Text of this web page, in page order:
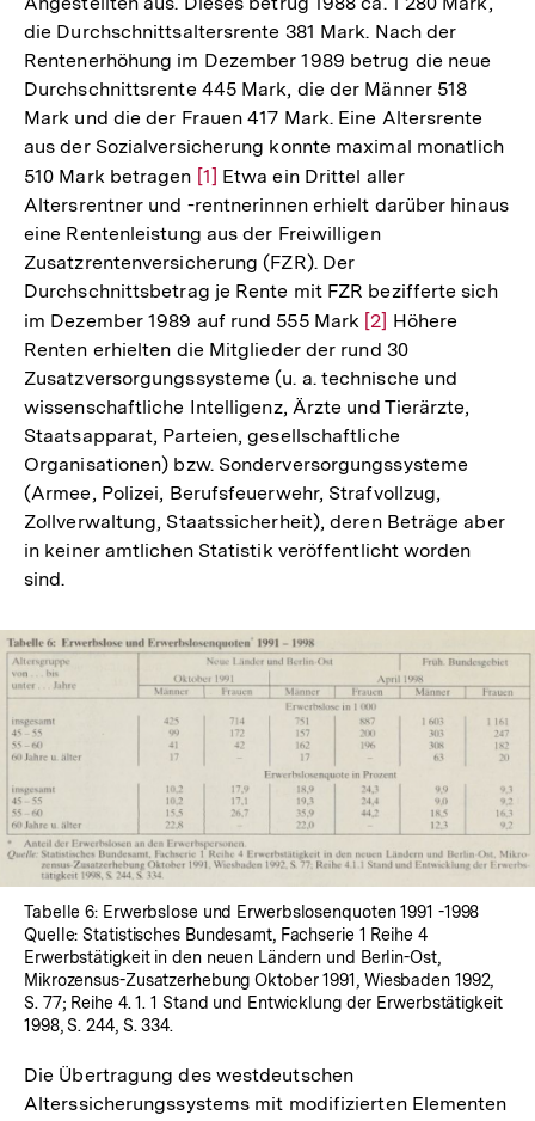
die Durchschnittsaltersrente 381 Mark. Nach der
Rentenerhöhung im Dezember 1989 betrug die neue
Durchschnittsrente 445 Mark, die der Männer 518
Mark und die der Frauen 417 Mark. Eine Altersrente
aus der Sozialversicherung konnte maximal monatlich
510 Mark betragen Zur
Auflösung
der
Fußnote
[1] Etwa ein Drittel aller
Altersrentner und -rentnerinnen erhielt darüber hinaus
eine Rentenleistung aus der Freiwilligen
Zusatzrentenversicherung (FZR). Der
Durchschnittsbetrag je Rente mit FZR bezifferte sich
im Dezember 1989 auf rund 555 Mark Zur
Auflösung
der
Fußnote
[2] Höhere
Renten erhielten die Mitglieder der rund 30
Zusatzversorgungssysteme (u. a. technische und
wissenschaftliche Intelligenz, Ärzte und Tierärzte,
Staatsapparat, Parteien, gesellschaftliche
Organisationen) bzw. Sonderversorgungssysteme
(Armee, Polizei, Berufsfeuerwehr, Strafvollzug,
Zollverwaltung, Staatssicherheit), deren Beträge aber
in keiner amtlichen Statistik veröffentlicht worden
sind.
In
Lightbox
öffnen
Tabelle 6: Erwerbslose und Erwerbslosenquoten 1991 -1998
Quelle: Statistisches Bundesamt, Fachserie 1 Reihe 4
Erwerbstätigkeit in den neuen Ländern und Berlin-Ost,
Mikrozensus-Zusatzerhebung Oktober 1991, Wiesbaden 1992,
S. 77; Reihe 4. 1. 1 Stand und Entwicklung der Erwerbstätigkeit
1998, S. 244, S. 334.
Die Übertragung des westdeutschen
Alterssicherungssystems mit modifizierten Elementen